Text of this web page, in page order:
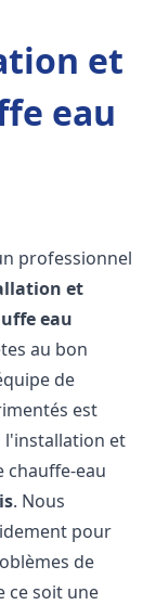
et
eau
professionnel
et
eau
au bon
de
est
l'installation et
chauffe-eau
. Nous
pour
de
ce soit une